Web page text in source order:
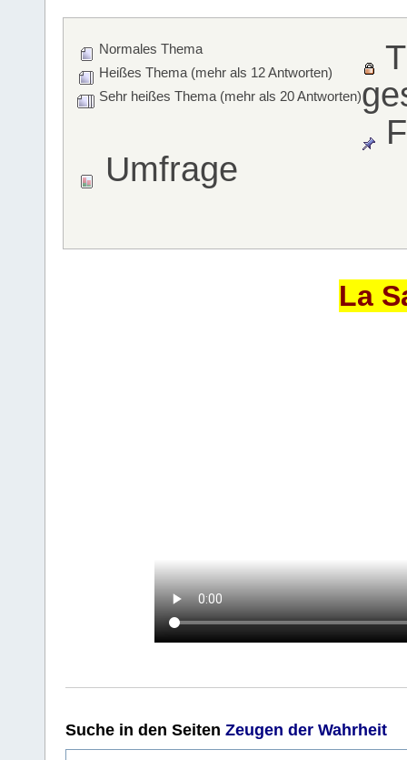
Normales Thema
Heißes Thema (mehr als 12 Antworten)
Sehr heißes Thema (mehr als 20 Antworten)
Umfrage
La
Suche in den Seiten Zeugen der Wahrheit